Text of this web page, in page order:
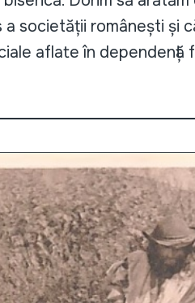
a societății românești și
aflate în dependență